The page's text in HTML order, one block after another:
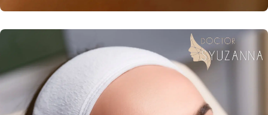
Удаление новообразований кожи